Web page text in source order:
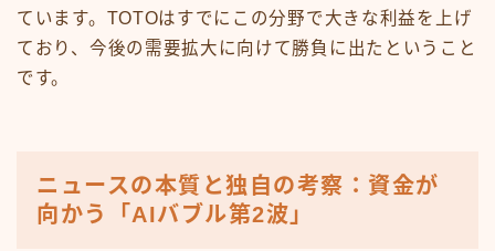
ています。TOTOはすでにこの分野で大きな利益を上げ
ており、今後の需要拡大に向けて勝負に出たということ
です。
ニュースの本質と独自の考察：資金が
向かう「AIバブル第2波」